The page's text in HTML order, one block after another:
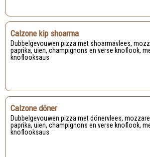
Calzone kip shoarma
Dubbelgevouwen pizza met shoarmavlees, mozzarella kaas,
paprika, uien, champignons en verse knoflook,
knoflooksaus
Calzone döner
Dubbelgevouwen pizza met dönervlees, mozzarella kaas,
paprika, uien, champignons en verse knoflook,
knoflooksaus